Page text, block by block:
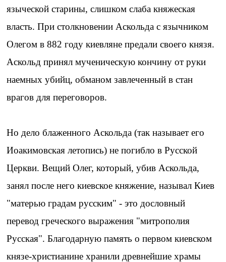
языческой старины, слишком слаба княжеская
власть. При столкновении Аскольда с язычником
Олегом в 882 году киевляне предали своего князя.
Аскольд принял мученическую кончину от руки
наемных убийц, обманом завлеченный в стан
врагов для переговоров.
Но дело блаженного Аскольда (так называет его
Иоакимовская летопись) не погибло в Русской
Церкви. Вещий Олег, который, убив Аскольда,
занял после него киевское княжение, называл Киев
"матерью градам русским" - это дословный
перевод греческого выражения "митрополия
Русская". Благодарную память о первом киевском
князе-христианине хранили древнейшие храмы